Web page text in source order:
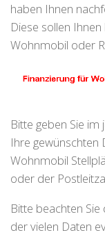
haben Ihnen
Diese sollen
Wohnmobil oder
Bitte geben Sie im
Ihre gewünschten
Wohnmobil
oder der
Bitte beachten
der vielen Daten